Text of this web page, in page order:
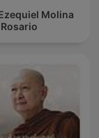
Molina
Rosario